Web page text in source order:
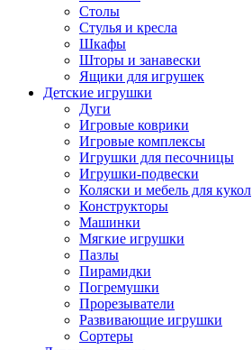
Столы
Стулья и кресла
Шкафы
Шторы и занавески
Ящики для игрушек
Детские игрушки
Дуги
Игровые коврики
Игровые комплексы
Игрушки для песочницы
Игрушки-подвески
Коляски и мебель для кукол
Конструкторы
Машинки
Мягкие игрушки
Пазлы
Пирамидки
Погремушки
Прорезыватели
Развивающие игрушки
Сортеры